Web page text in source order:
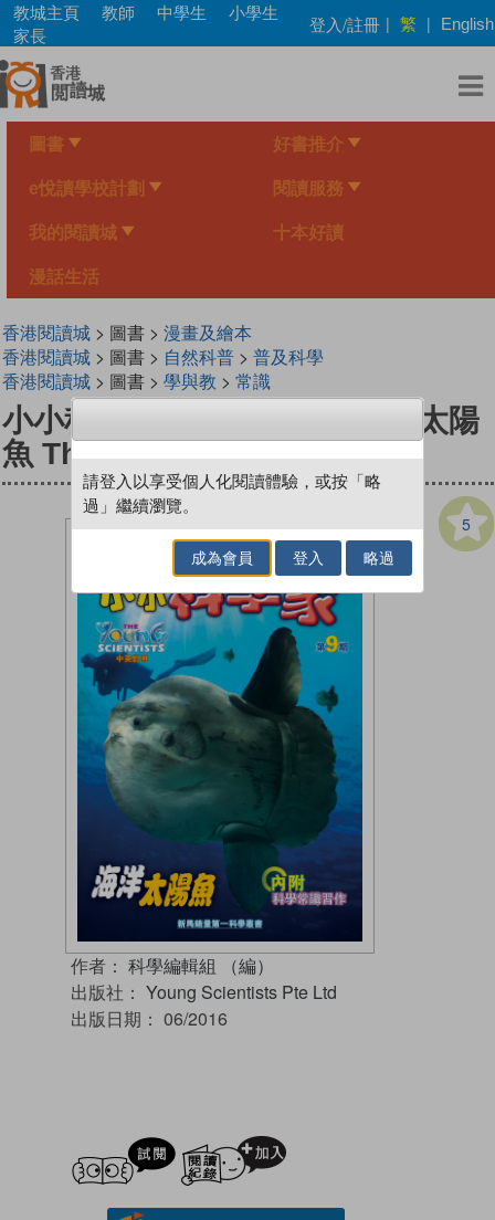
Skip
main
content
教城主頁 教師 中學生
小學生
家長
登入/註冊 | 繁 | English
圖書 好書推介
e悅讀學校計劃 閱讀服務
我的閱讀城 十本好讀
漫話生活
香港閱讀城> 圖書 > 漫畫及繪本
香港閱讀城> 圖書 > 自然科普> 普及科學
香港閱讀城> 圖書 > 學與教 > 常識
小小科学家（第一级）#9 海洋太陽
魚 The Ocean Sunfish
5
作者： 科學編輯組 （編）
出版社： Young Scientists Pte Ltd
出版日期： 06/2016
試閲
請登入以享受個人化閱讀體驗，或按「略
過」繼續瀏覽。
成為會員 登入 略過